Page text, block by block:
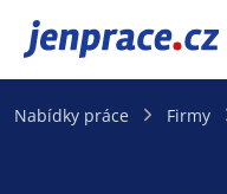
JenPráce.cz
Nabídky práce Firmy